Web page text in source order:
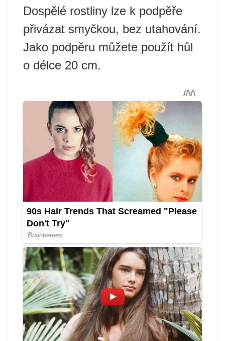
Dospělé rostliny lze k podpěře
přivázat smyčkou, bez utahování.
Jako podpěru můžete použít hůl
o délce 20 cm.